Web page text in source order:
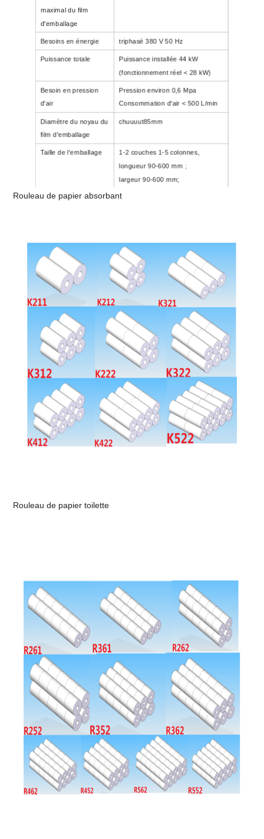
maximal du film
d'emballage
Besoins en énergie triphasé 380 V 50 Hz
Puissance totale
Puissance installée 44 kW
(fonctionnement réel < 28 kW)
Besoin en pression
d'air
Pression environ 0,6 Mpa
Consommation d'air < 500 L/min
Diamètre du noyau du
film d'emballage
chuuuut85mm
Taille de l'emballage
1-2 couches 1-5 colonnes,
longueur 90-600 mm ;
largeur 90-600 mm;
hauteur 90-280 mm, le diamètre
Rouleau de papier absorbant
Rouleau de papier toilette